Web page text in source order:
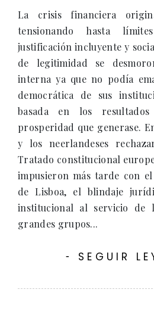
La crisis financiera
tensionando hasta
justificación incluyente y
de legitimidad se
interna ya que no podía
democrática de sus
basada en los
prosperidad que generase.
y los neerlandeses
Tratado constitucional
impusieron más tarde con
de Lisboa, el blindaje
institucional al servicio de
grandes grupos...
- SEGUIR